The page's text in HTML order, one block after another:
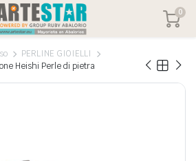
0
PERLINE GIOIELLI
Heishi Perle di pietra